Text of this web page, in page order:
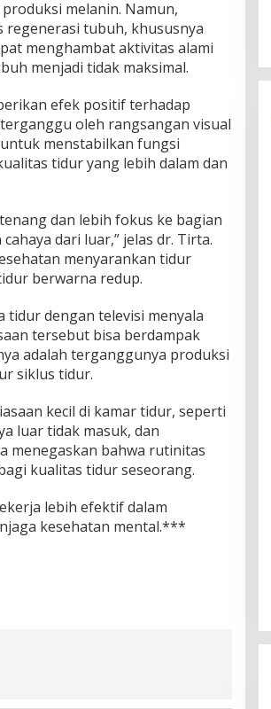
melanin. Namun,
tubuh, khususnya
menghambat aktivitas alami
menjadi tidak maksimal.
efek positif terhadap
oleh rangsangan visual
menstabilkan fungsi
tidur yang lebih dalam dan
dan lebih fokus ke bagian
dari luar,” jelas dr. Tirta.
menyarankan tidur
berwarna redup.
dengan televisi menyala
tersebut bisa berdampak
adalah terganggunya produksi
siklus tidur.
kecil di kamar tidur, seperti
luar tidak masuk, dan
menegaskan bahwa rutinitas
kualitas tidur seseorang.
lebih efektif dalam
kesehatan mental.***